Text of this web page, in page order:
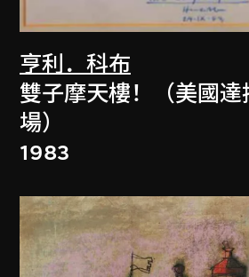
亨利．科布
雙子摩天樓！（美國達
場）
1983